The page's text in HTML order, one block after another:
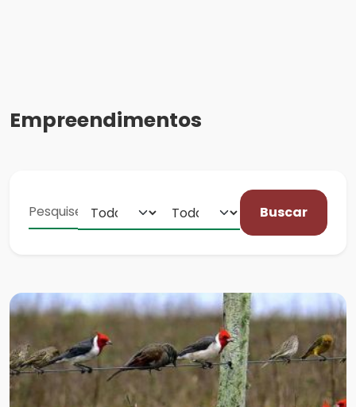
Empreendimentos
Buscar